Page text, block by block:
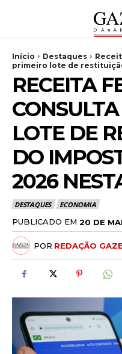
Início Destaques
primeiro lote de
RECEITA
LOTE DE
DO
2026
DESTAQUES ECONOMIA
PUBLICADO EM 20 DE
POR REDAÇÃO